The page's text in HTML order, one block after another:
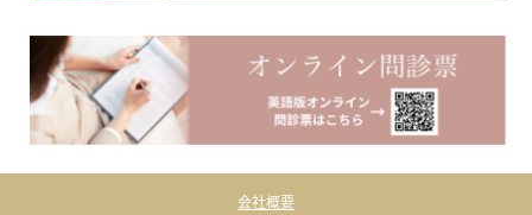
会社概要